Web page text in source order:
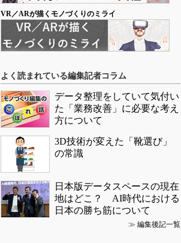
VR／ARが描くモノづくりのミライ
よく読まれている編集記者コラム
データ整理をしていて気付い
た「業務改善」に必要な考え
方について
3D技術が変えた「靴選び」
の常識
日本版データスペースの現在
地はどこ？ AI時代における
日本の勝ち筋について
≫ 編集後記一覧